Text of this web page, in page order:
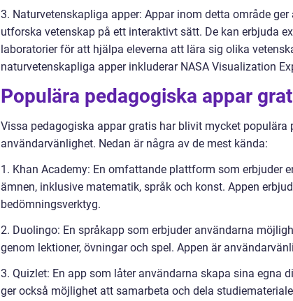
3. Naturvetenskapliga apper: Appar inom detta område
utforska vetenskap på ett interaktivt sätt. De kan erbjuda
laboratorier för att hjälpa eleverna att lära sig olika
naturvetenskapliga apper inkluderar NASA Visualization
Populära pedagogiska appar
Vissa pedagogiska appar gratis har blivit mycket populära
användarvänlighet. Nedan är några av de mest kända:
1. Khan Academy: En omfattande plattform som erbjuder
ämnen, inklusive matematik, språk och konst. Appen
bedömningsverktyg.
2. Duolingo: En språkapp som erbjuder användarna
genom lektioner, övningar och spel. Appen är
3. Quizlet: En app som låter användarna skapa sina egna
ger också möjlighet att samarbeta och dela